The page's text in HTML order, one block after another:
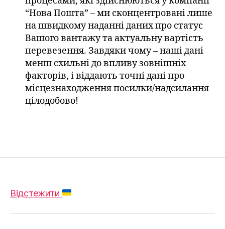
“Нова Пошта” – ми сконцентровані лише
на швидкому наданні даних про статус
Вашого вантажу та актуальну вартість
перевезення. Завдяки чому – наші дані
менш схильні до впливу зовнішніх
факторів, і віддають точні дані про
місцезнаходження посилки/надсилання
цілодобово!
Відстежити